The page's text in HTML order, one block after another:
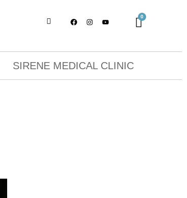
SIRENE MEDICAL CLINIC